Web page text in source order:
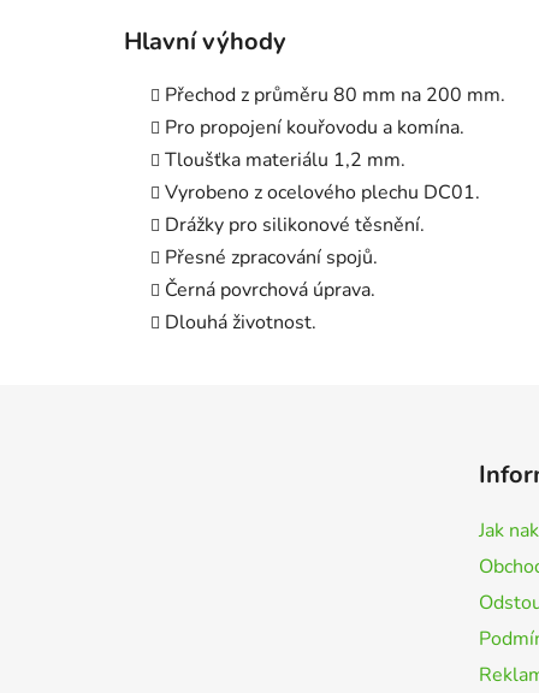
Hlavní výhody
Přechod z průměru 80 mm na 200 mm.
Pro propojení kouřovodu a komína.
Tloušťka materiálu 1,2 mm.
Vyrobeno z ocelového plechu DC01.
Drážky pro silikonové těsnění.
Přesné zpracování spojů.
Černá povrchová úprava.
Dlouhá životnost.
Jak